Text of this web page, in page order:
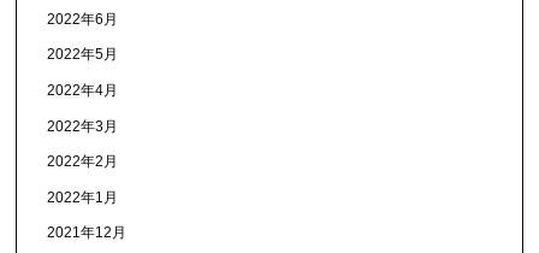
2022年6月
2022年5月
2022年4月
2022年3月
2022年2月
2022年1月
2021年12月